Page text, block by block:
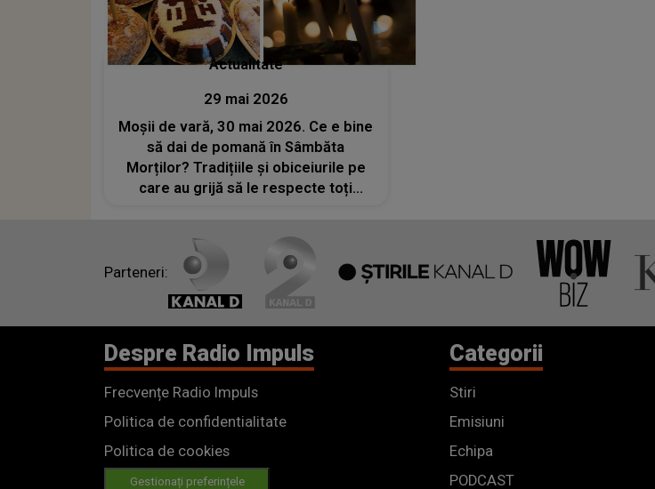
Actualitate
29 mai 2026
Moșii de vară, 30 mai 2026. Ce e bine
să dai de pomană în Sâmbăta
Morților? Tradițiile și obiceiurile pe
care au grijă să le respecte toți
Parteneri:
Despre Radio Impuls
Frecvențe Radio Impuls
Politica de confidentialitate
Politica de cookies
Gestionați preferințele
Categorii
Stiri
Emisiuni
Echipa
PODCAST